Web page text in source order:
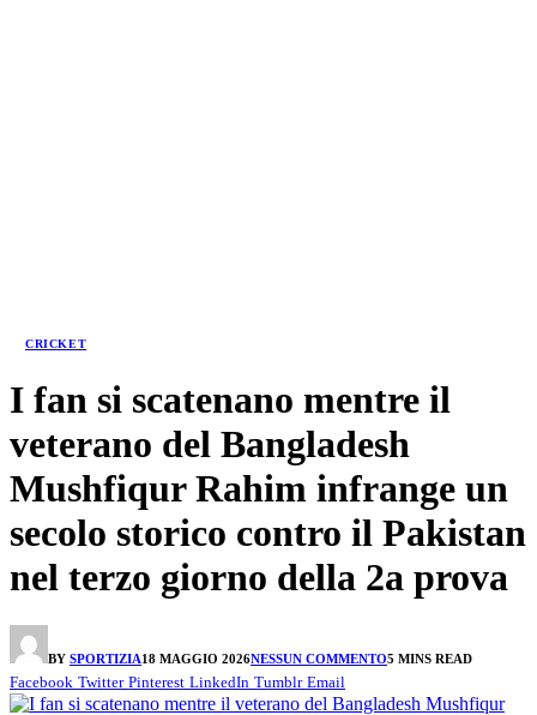
CRICKET
I fan si scatenano mentre il
veterano del Bangladesh
Mushfiqur Rahim infrange un
secolo storico contro il Pakistan
nel terzo giorno della 2a prova
BY SPORTIZIA18 MAGGIO 2026NESSUN COMMENTO5 MINS READ
Facebook Twitter Pinterest LinkedIn Tumblr Email